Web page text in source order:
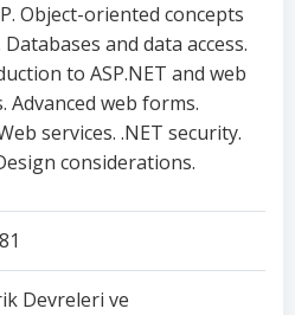
Object-oriented concepts
Databases and data access.
to ASP.NET and web
Advanced web forms.
services. .NET security.
considerations.
Devreleri ve